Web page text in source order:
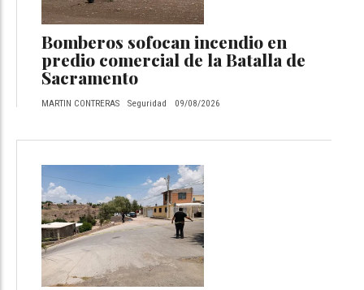
Bomberos sofocan incendio en
predio comercial de la Batalla de
Sacramento
MARTIN CONTRERAS Seguridad 09/08/2026